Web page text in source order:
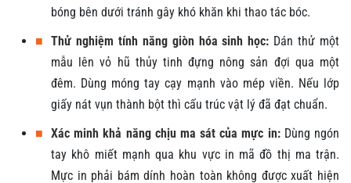
bóng bên dưới tránh gây khó khăn khi thao tác bóc.
■ Thử nghiệm tính năng giòn hóa sinh học: Dán thử một
mẫu lên vỏ hũ thủy tinh đựng nông sản đợi qua một
đêm. Dùng móng tay cạy mạnh vào mép viền. Nếu lớp
giấy nát vụn thành bột thì cấu trúc vật lý đã đạt chuẩn.
■ Xác minh khả năng chịu ma sát của mực in:Dùng ngón
tay khô miết mạnh qua khu vực in mã đồ thị ma trận.
Mực in phải bám dính hoàn toàn không được xuất hiện